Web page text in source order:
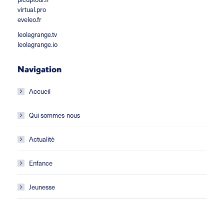
virtual.pro
eveleo.fr
leolagrange.tv
leolagrange.io
Navigation
Accueil
Qui sommes-nous
Actualité
Enfance
Jeunesse